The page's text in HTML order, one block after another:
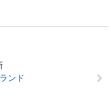
ンド